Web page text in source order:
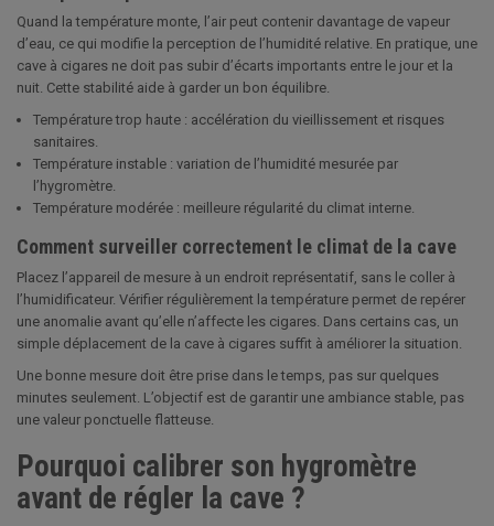
Quand la température monte, l’air peut contenir davantage de vapeur
d’eau, ce qui modifie la perception de l’humidité relative. En pratique, une
cave à cigares ne doit pas subir d’écarts importants entre le jour et la
nuit. Cette stabilité aide à garder un bon équilibre.
Température trop haute : accélération du vieillissement et risques
sanitaires.
Température instable : variation de l’humidité mesurée par
l’hygromètre.
Température modérée : meilleure régularité du climat interne.
Comment surveiller correctement le climat de la cave
Placez l’appareil de mesure à un endroit représentatif, sans le coller à
l’humidificateur. Vérifier régulièrement la température permet de repérer
une anomalie avant qu’elle n’affecte les cigares. Dans certains cas, un
simple déplacement de la cave à cigares suffit à améliorer la situation.
Une bonne mesure doit être prise dans le temps, pas sur quelques
minutes seulement. L’objectif est de garantir une ambiance stable, pas
une valeur ponctuelle flatteuse.
Pourquoi calibrer son hygromètre
avant de régler la cave ?